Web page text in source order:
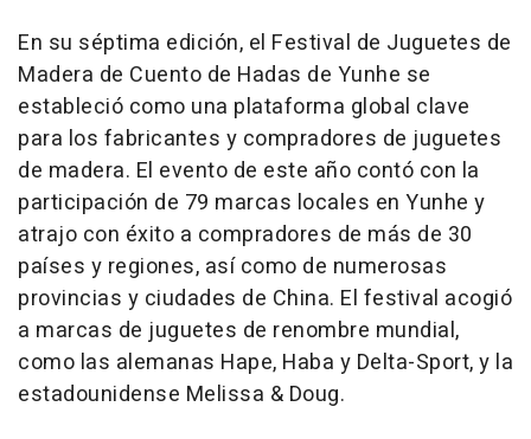
En su séptima edición, el Festival de Juguetes de
Madera de Cuento de Hadas de Yunhe se
estableció como una plataforma global clave
para los fabricantes y compradores de juguetes
de madera. El evento de este año contó con la
participación de 79 marcas locales en Yunhe y
atrajo con éxito a compradores de más de 30
países y regiones, así como de numerosas
provincias y ciudades de China. El festival acogió
a marcas de juguetes de renombre mundial,
como las alemanas Hape, Haba y Delta-Sport, y la
estadounidense Melissa & Doug.